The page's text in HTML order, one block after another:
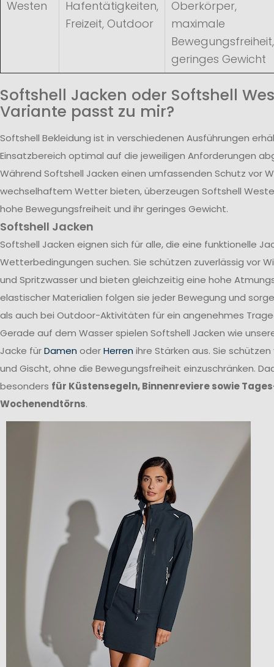
Westen
Hafentätigkeiten,
Freizeit, Outdoor
Oberkörper,
maximale
Bewegungsfreiheit,
geringes Gewicht
Softshell Jacken oder Softshell
Variante passt zu mir?
Softshell Bekleidung ist in verschiedenen Ausführungen
Einsatzbereich optimal auf die jeweiligen Anforderungen
Während Softshell Jacken einen umfassenden Schutz vor
wechselhaftem Wetter bieten, überzeugen Softshell
hohe Bewegungsfreiheit und ihr geringes Gewicht.
Softshell Jacken
Softshell Jacken eignen sich für alle, die eine funktionelle
Wetterbedingungen suchen. Sie schützen zuverlässig vor
und Spritzwasser und bieten gleichzeitig eine hohe
elastischer Materialien folgen sie jeder Bewegung und
als auch bei Outdoor-Aktivitäten für ein angenehmes
Gerade auf dem Wasser spielen Softshell Jacken wie
Jacke fürDamen oderHerren ihre Stärken aus. Sie
und Gischt, ohne die Bewegungsfreiheit einzuschränken.
besonders für Küstensegeln, Binnenreviere sowie
Wochenendtörns.